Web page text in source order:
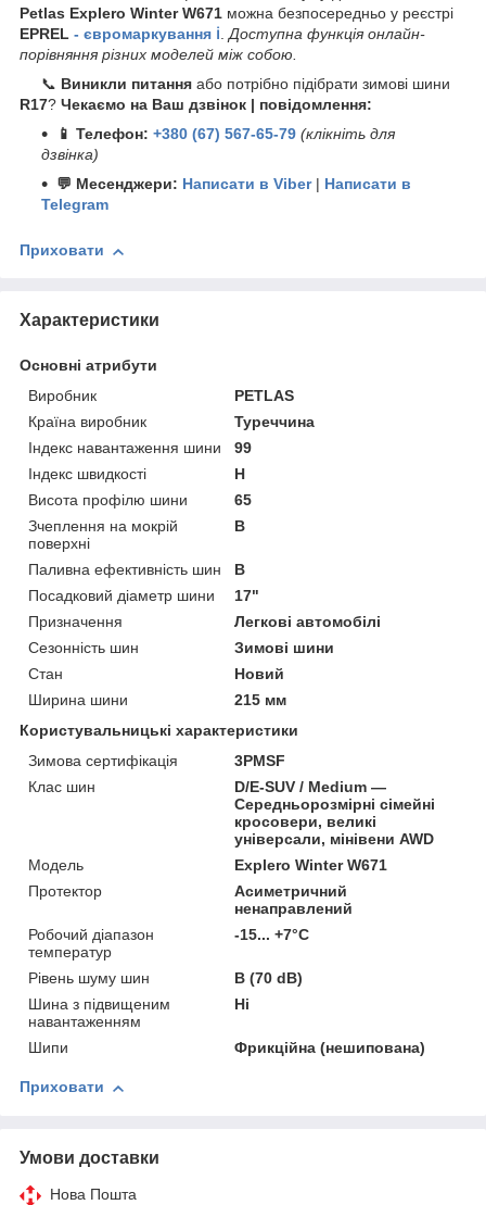
Petlas Explero Winter W671 можна безпосередньо у реєстрі
EPREL - євромаркування ℹ️.Доступна функція онлайн-
порівняння різних моделей між собою.
📞 Виникли питання або потрібно підібрати зимові шини
R17? Чекаємо на Ваш дзвінок | повідомлення:
📱 Телефон: +380 (67) 567-65-79 (клікніть для
дзвінка)
💬 Месенджери: Написати в Viber| Написати в
Telegram
Приховати
Характеристики
Основні атрибути
Виробник
PETLAS
Країна виробник
Туреччина
Індекс навантаження шини
99
Індекс швидкості
H
Висота профілю шини
65
Зчеплення на мокрій
поверхні
B
Паливна ефективність шин
B
Посадковий діаметр шини
17"
Призначення
Легкові автомобілі
Сезонність шин
Зимові шини
Стан
Новий
Ширина шини
215 мм
Користувальницькі характеристики
Зимова сертифікація
3PMSF
Клас шин
D/E-SUV / Medium —
Середньорозмірні сімейні
кросовери, великі
універсали, мінівени AWD
Мoдель
Explero Winter W671
Протектор
Асиметричний
ненаправлений
Робочий діапазон
температур
-15... +7°C
Рівень шуму шин
B (70 dB)
Шина з підвищеним
навантаженням
Ні
Шипи Фрикційна (нешипована)
Приховати
Умови доставки
Нова Пошта